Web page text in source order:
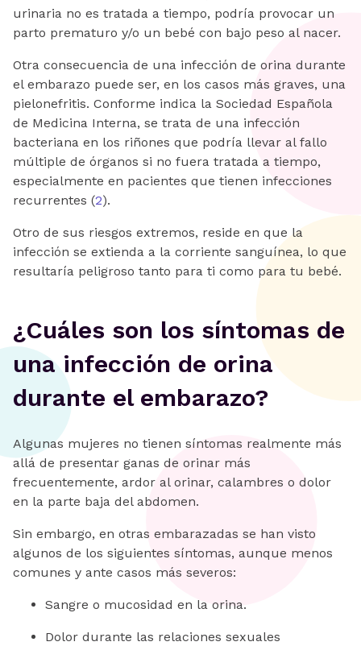
urinaria no es tratada a tiempo, podría provocar un
parto prematuro y/o un bebé con bajo peso al nacer.
Otra consecuencia de una infección de orina durante
el embarazo puede ser, en los casos más graves, una
pielonefritis. Conforme indica la Sociedad Española
de Medicina Interna, se trata de una infección
bacteriana en los riñones que podría llevar al fallo
múltiple de órganos si no fuera tratada a tiempo,
especialmente en pacientes que tienen infecciones
recurrentes (2).
Otro de sus riesgos extremos, reside en que la
infección se extienda a la corriente sanguínea, lo que
resultaría peligroso tanto para ti como para tu bebé.
¿Cuáles son los síntomas de
una infección de orina
durante el embarazo?
Algunas mujeres no tienen síntomas realmente más
allá de presentar ganas de orinar más
frecuentemente, ardor al orinar, calambres o dolor
en la parte baja del abdomen.
Sin embargo, en otras embarazadas se han visto
algunos de los siguientes síntomas, aunque menos
comunes y ante casos más severos:
Sangre o mucosidad en la orina.
Dolor durante las relaciones sexuales